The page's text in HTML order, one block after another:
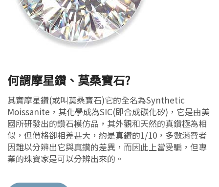
何謂摩星鑽、莫桑寶石?
其實摩星鑽(或叫莫桑寶石)它的全名為Synthetic
Moissanite，其化學成為SIC(即合成碳化矽)，它是由美
國所研發出的鑽石模仿品，其外觀和天然的真鑽極為相
似，但價格卻相差甚大，約是真鑽的1/10，多數消費者
因難以分辨出它與真鑽的差異，而因此上當受騙，但專
業的珠寶家是可以分辨出來的。